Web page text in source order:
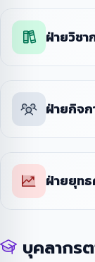
ฝ่ายวิชา
ฝ่ายกิจ
ฝ่ายยุท
บุคลากร